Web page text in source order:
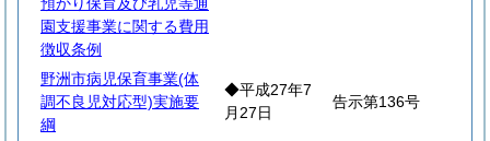
園支援事業に関する費用
徴収条例
野洲市病児保育事業(体
調不良児対応型)実施要
綱
◆平成27年7
月27日
告示第136号